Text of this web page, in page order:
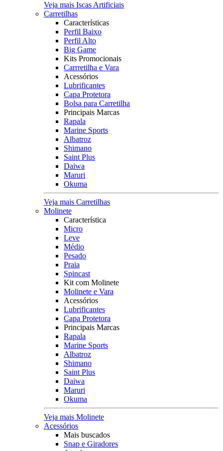
Veja mais Iscas Artificiais
Carretilhas
Características
Perfil Baixo
Perfil Alto
Big Game
Kits Promocionais
Carrretilha e Vara
Acessórios
Lubrificantes
Capa Protetora
Bolsa para Carretilha
Principais Marcas
Rapala
Marine Sports
Albatroz
Shimano
Saint Plus
Daiwa
Maruri
Okuma
Veja mais Carretilhas
Molinete
Característica
Micro
Leve
Médio
Pesado
Praia
Spincast
Kit com Molinete
Molinete e Vara
Acessórios
Lubrificantes
Capa Protetora
Principais Marcas
Rapala
Marine Sports
Albatroz
Shimano
Saint Plus
Daiwa
Maruri
Okuma
Veja mais Molinete
Acessórios
Mais buscados
Snap e Giradores